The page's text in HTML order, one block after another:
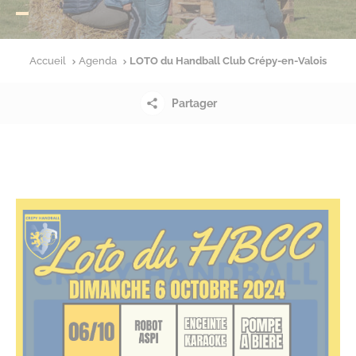
Accueil Agenda LOTO du Handball Club Crépy-en-Valois
Partager